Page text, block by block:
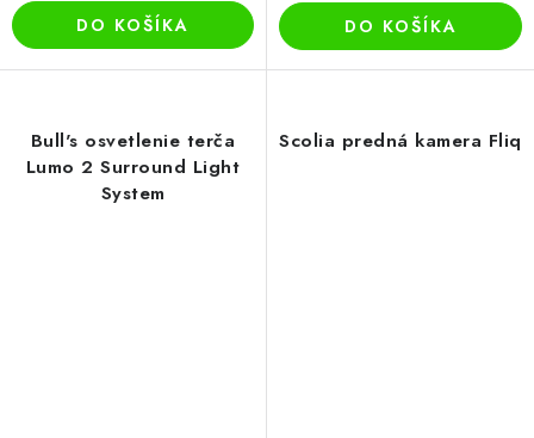
DO KOŠÍKA DO KOŠÍKA
Bull's osvetlenie terča
Lumo 2 Surround Light
System
Scolia predná kamera Fliq